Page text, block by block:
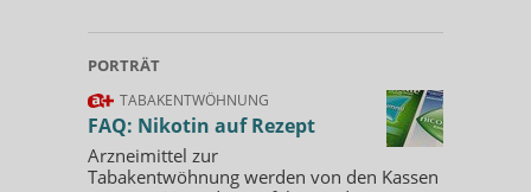
PORTRÄT
TABAKENTWÖHNUNG
FAQ: Nikotin auf Rezept
Arzneimittel zur
Tabakentwöhnung werden von den Kassen